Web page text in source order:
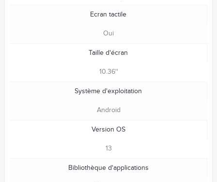
Ecran tactile
Oui
Taille d'écran
10.36''
Système d'exploitation
Android
Version OS
13
Bibliothèque d'applications